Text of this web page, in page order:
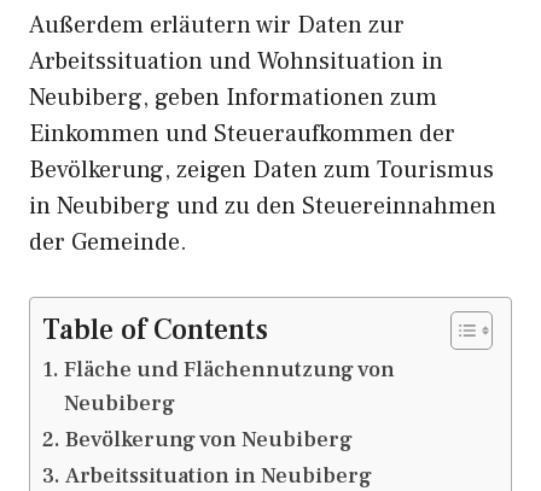
Außerdem erläutern wir Daten zur
Arbeitssituation und Wohnsituation in
Neubiberg, geben Informationen zum
Einkommen und Steueraufkommen der
Bevölkerung, zeigen Daten zum Tourismus
in Neubiberg und zu den Steuereinnahmen
der Gemeinde.
Table of Contents
Fläche und Flächennutzung von
Neubiberg
Bevölkerung von Neubiberg
Arbeitssituation in Neubiberg